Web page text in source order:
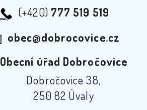
(+420) 777 519 519
obec@dobrocovice.cz
Obecní úřad Dobročovice
Dobročovice 38,
250 82 Úvaly